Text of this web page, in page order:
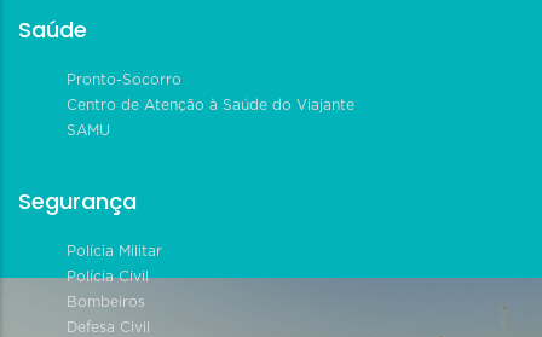
Saúde
Pronto-Socorro
Centro de Atenção à Saúde do Viajante
SAMU
Segurança
Polícia Militar
Polícia Civil
Bombeiros
Defesa Civil